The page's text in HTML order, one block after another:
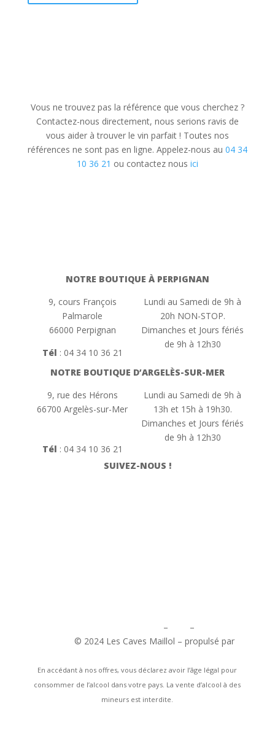
Vous ne trouvez pas la référence que vous cherchez ?
Contactez-nous directement, nous serions ravis de
vous aider à trouver le vin parfait ! Toutes nos
références ne sont pas en ligne. Appelez-nous au 04 34
10 36 21 ou contactez nous ici
NOTRE BOUTIQUE À PERPIGNAN
9, cours François
Palmarole
66000 Perpignan
Tél : 04 34 10 36 21
Lundi au Samedi de 9h à
20h NON-STOP.
Dimanches et Jours fériés
de 9h à 12h30
NOTRE BOUTIQUE D’ARGELÈS-SUR-MER
9, rue des Hérons
66700 Argelès-sur-Mer
Tél : 04 34 10 36 21
Lundi au Samedi de 9h à
13h et 15h à 19h30.
Dimanches et Jours fériés
de 9h à 12h30
SUIVEZ-NOUS !
– –
© 2024 Les Caves Maillol – propulsé par
En accédant à nos offres, vous déclarez avoir l’âge légal pour
consommer de l’alcool dans votre pays. La vente d’alcool à des
mineurs est interdite.